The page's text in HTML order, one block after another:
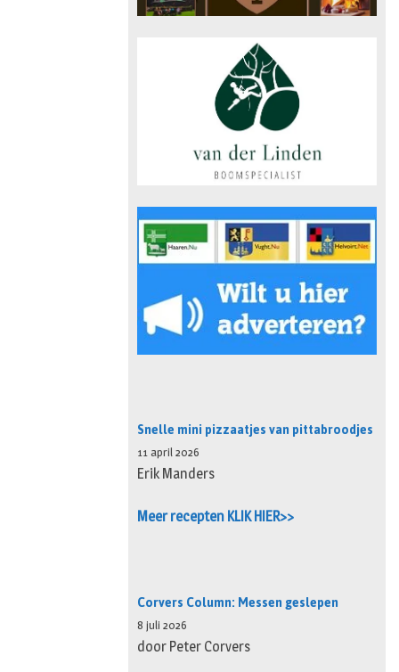
Snelle mini pizzaatjes van pittabroodjes
11 april 2026
Erik Manders
Meer recepten KLIK HIER>>
Corvers Column: Messen geslepen
8 juli 2026
door Peter Corvers